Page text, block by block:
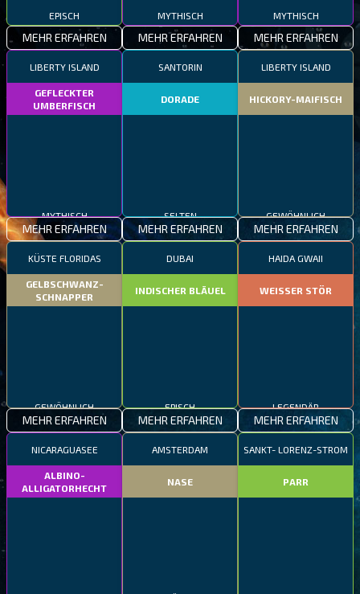
EPISCH
MEHR ERFAHREN
MYTHISCH
MEHR ERFAHREN
MYTHISCH
MEHR ERFAHREN
LIBERTY ISLAND
GEFLECKTER
UMBERFISCH
MEHR ERFAHREN
SANTORIN
DORADE
MEHR ERFAHREN
LIBERTY ISLAND
HICKORY-MAIFISCH
MEHR ERFAHREN
KÜSTE FLORIDAS
GELBSCHWANZ-
SCHNAPPER
MEHR ERFAHREN
DUBAI
INDISCHER BLÄUEL
MEHR ERFAHREN
HAIDA GWAII
WEISSER STÖR
MEHR ERFAHREN
NICARAGUASEE
ALBINO-
ALLIGATORHECHT
AMSTERDAM
NASE
SANKT- LORENZ-STROM
PARR